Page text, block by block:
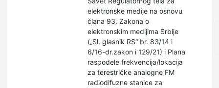
elektronske medije na osnovu
člana 93. Zakona o
elektronskim medijima Srbije
(„Sl. glasnik RS“ br. 83/14 i
6/16-dr.zakon i 129/21) i Plana
raspodele frekvencija/lokacija
za terestričke analogne FM
radiodifuzne stanice za